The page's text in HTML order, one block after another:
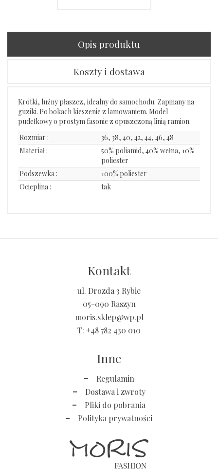
Opis produktu
Koszty i dostawa
Krótki, luźny płaszcz, idealny do samochodu. Zapinany na
guziki. Po bokach kieszenie z lamowaniem. Model
pudełkowy o prostym fasonie z opuszczoną linią ramion.
Rozmiar :
36, 38, 40, 42, 44, 46, 48
Materiał :
50% poliamid, 40% wełna, 10%
poliester
Podszewka :
100% poliester
Ocieplina :
tak
Kontakt
ul. Drozda 3 Rybie
05-090 Raszyn
moris.sklep@wp.pl
T: +48 782 430 010
Inne
Regulamin
Dostawa i zwroty
Pliki do pobrania
Polityka prywatności